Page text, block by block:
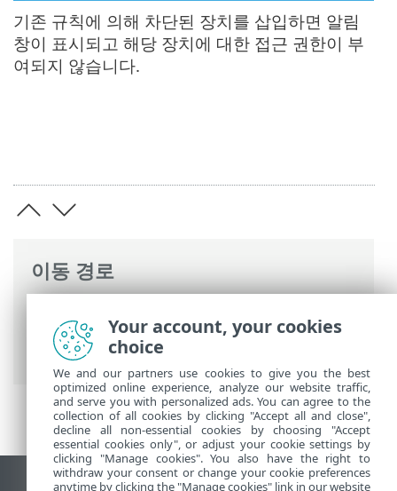
이동 경로
Security >ESET Small Business Security
운용>고급 설정>
기존 규칙에 의해 차단된 장치를 삽입하면 알림
창이 표시되고 해당 장치에 대한 접근 권한이 부
여되지 않습니다.
Your account, your cookies
choice
We and our partners use cookies to give you the best
optimized online experience, analyze our website traffic,
and serve you with personalized ads. You can agree to the
collection of all cookies by clicking "Accept all and close",
decline all non-essential cookies by choosing "Accept
essential cookies only", or adjust your cookie settings by
clicking "Manage cookies". You also have the right to
withdraw your consent or change your cookie preferences
anytime by clicking the "Manage cookies" link in our website